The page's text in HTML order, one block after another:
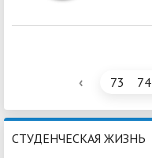
‹ 73 74
СТУДЕНЧЕСКАЯ ЖИЗНЬ